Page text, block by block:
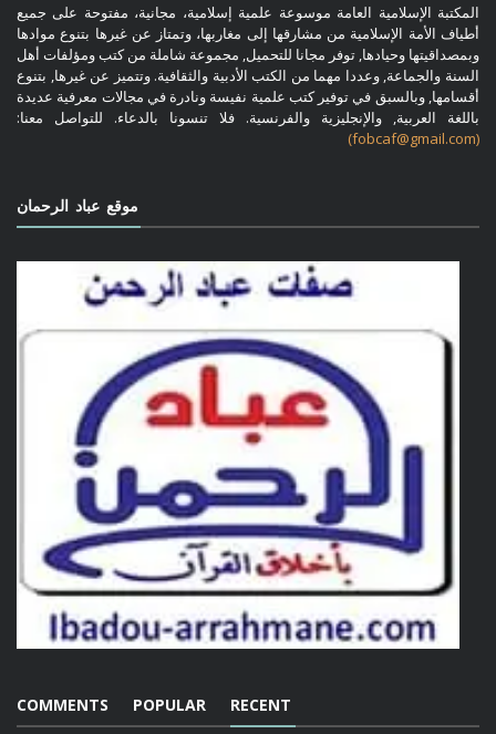
المكتبة الإسلامية العامة موسوعة علمية إسلامية، مجانية، مفتوحة على جميع
أطياف الأمة الإسلامية من مشارقها إلى مغاربها، وتمتاز عن غيرها بتنوع موادها
وبمصداقيتها وحيادها, توفر مجانا للتحميل, مجموعة شاملة من كتب ومؤلفات أهل
السنة والجماعة, وعددا مهما من الكتب الأدبية والثقافية. وتتميز عن غيرها, بتنوع
أقسامها, وبالسبق في توفير كتب علمية نفيسة ونادرة في مجالات معرفية عديدة
باللغة العربية, والإنجليزية والفرنسية. فلا تنسونا بالدعاء. للتواصل معنا:
(fobcaf@gmail.com)
موقع عباد الرحمان
RECENT
POPULAR
COMMENTS